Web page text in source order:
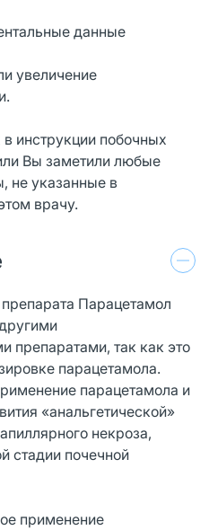
данные
увеличение
инструкции побочных
Вы заметили любые
не указанные в
врачу.
Парацетамол
препаратами, так как это
парацетамола.
парацетамола и
«анальгетической»
некроза,
стадии почечной
применение